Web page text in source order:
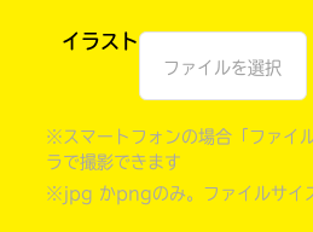
イラスト
ファイルを選択
※スマートフォンの場合「ファイ
ラで撮影できます
※jpg かpngのみ。ファイルサイ